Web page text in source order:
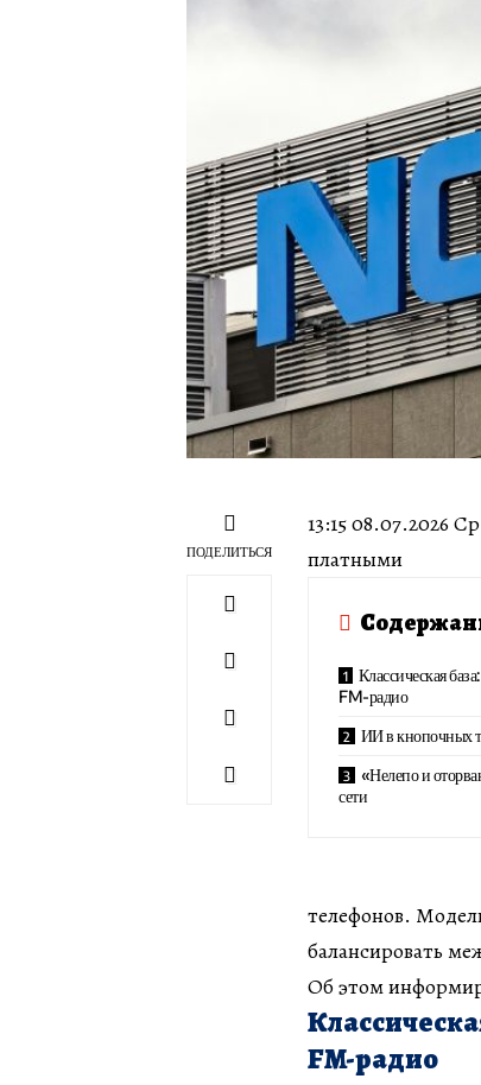
ПОДЕЛИТЬСЯ
13:15 08.07.2026
платными
Классическая
FM-радио
ИИ в кнопочных
«Нелепо и
сети
телефонов.
балансировать
Об этом
FM-радио